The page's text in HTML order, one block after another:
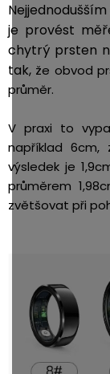
je provést
chytrý prsten
tak, že obvod
průměr.
V praxi to
například 6cm,
výsledek je
průměrem
zvětšovat při